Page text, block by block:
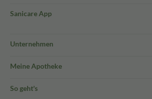
Sanicare App
Unternehmen
Meine Apotheke
So geht's